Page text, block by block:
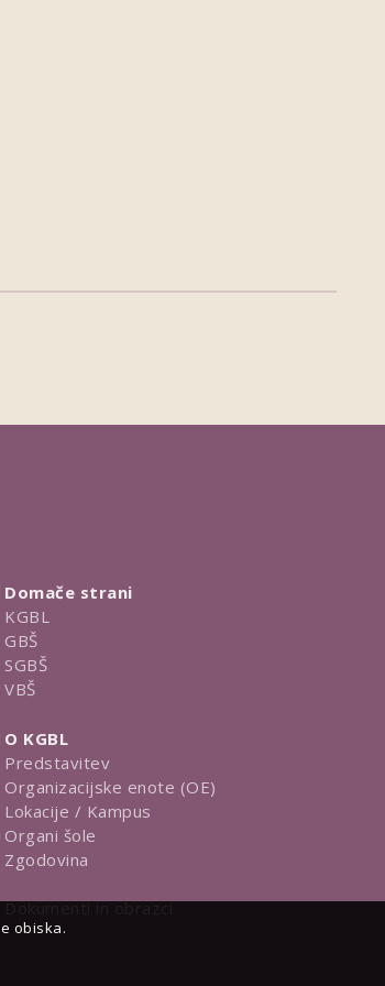
Domače strani
KGBL
GBŠ
SGBŠ
VBŠ
O KGBL
Predstavitev
Organizacijske enote (OE)
Lokacije / Kampus
Organi šole
Zgodovina
Dokumenti in obrazci
obiska.